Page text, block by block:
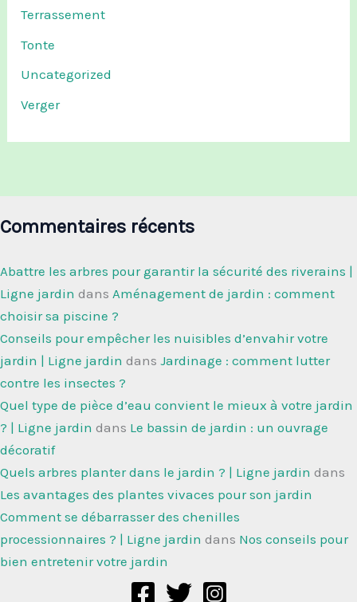
Terrassement
Tonte
Uncategorized
Verger
Commentaires récents
Abattre les arbres pour garantir la sécurité des riverains |
Ligne jardin dans Aménagement de jardin : comment
choisir sa piscine ?
Conseils pour empêcher les nuisibles d’envahir votre
jardin | Ligne jardin dans Jardinage : comment lutter
contre les insectes ?
Quel type de pièce d’eau convient le mieux à votre jardin
? | Ligne jardin dans Le bassin de jardin : un ouvrage
décoratif
Quels arbres planter dans le jardin ? | Ligne jardin dans
Les avantages des plantes vivaces pour son jardin
Comment se débarrasser des chenilles
processionnaires ? | Ligne jardin dans Nos conseils pour
bien entretenir votre jardin